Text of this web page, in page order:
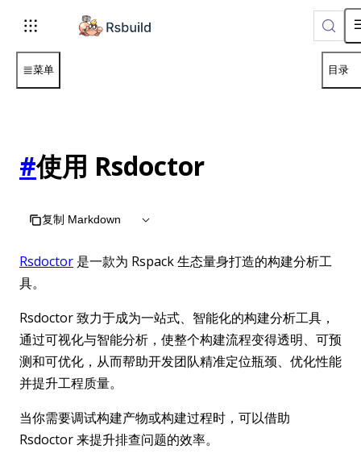
菜单 目录
#使用 Rsdoctor
复制 Markdown
Rsdoctor 是一款为 Rspack 生态量身打造的构建分析工
具。
Rsdoctor 致力于成为一站式、智能化的构建分析工具，
通过可视化与智能分析，使整个构建流程变得透明、可预
测和可优化，从而帮助开发团队精准定位瓶颈、优化性能
并提升工程质量。
当你需要调试构建产物或构建过程时，可以借助
Rsdoctor 来提升排查问题的效率。